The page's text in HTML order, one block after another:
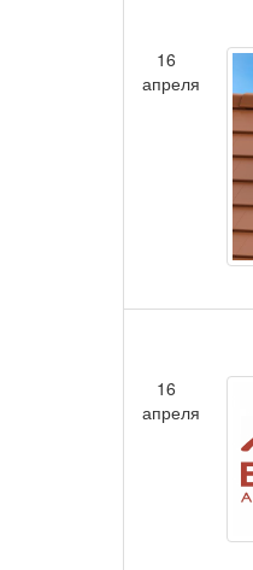
16
апреля
16
апреля